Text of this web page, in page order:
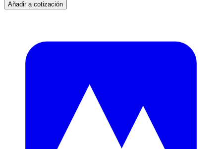
Añadir a cotización